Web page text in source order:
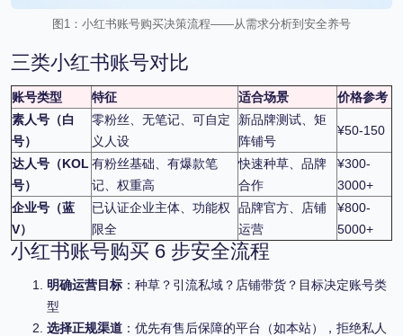
图1：小红书账号购买决策流程——从需求分析到安全养号
三类小红书账号对比
账号类型 特征 适合场景
价格参考
素人号（白
号）
零粉丝、无笔记、可自定
义人设
新品牌测试、矩
阵铺号
¥50-150
达人号（KOL
号）
有粉丝基础、有爆款笔
记、权重高
快速种草、品牌
合作
¥300-
3000+
企业号（蓝
V）
已认证企业主体、功能权
限全
品牌官方、店铺
运营
¥800-
5000+
小红书账号购买 6 步安全流程
明确运营目标 ：种草？引流私域？店铺带货？目标决定账号类
型
选择正规渠道 ：优先有售后保障的平台（如本站），拒绝私人